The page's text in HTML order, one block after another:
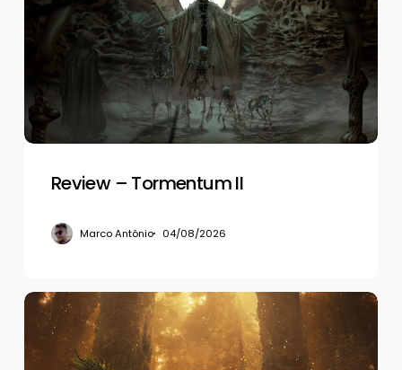
Review – Tormentum II
Marco Antônio 04/08/2026
Review
–
Beast